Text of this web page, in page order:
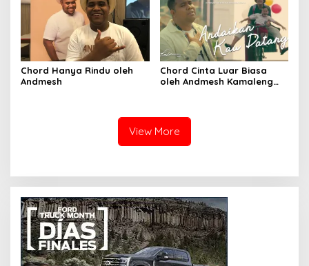
Chord Hanya Rindu oleh
Andmesh
Chord Cinta Luar Biasa
oleh Andmesh Kamaleng
View More